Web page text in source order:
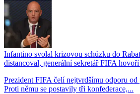
Infantino svolal krizovou schůzku do
distancoval, generální sekretář FIFA
Prezident FIFA čelí nejtvrdšímu odporu od
Proti němu se postavily tři konfederace,...